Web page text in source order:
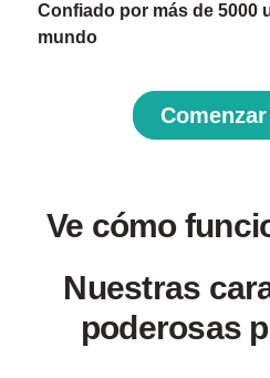
Confiado por más de 5000
mundo
Ve cómo
Nuestras
poderosas